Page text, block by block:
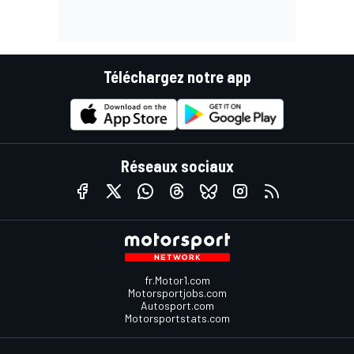
Téléchargez notre app
Réseaux sociaux
fr.Motor1.com
Motorsportjobs.com
Autosport.com
Motorsportstats.com